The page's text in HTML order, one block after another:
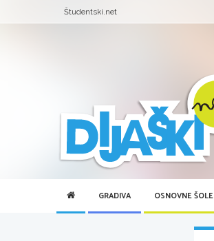
Študentski.net
GRADIVA OSNOVNE ŠOLE